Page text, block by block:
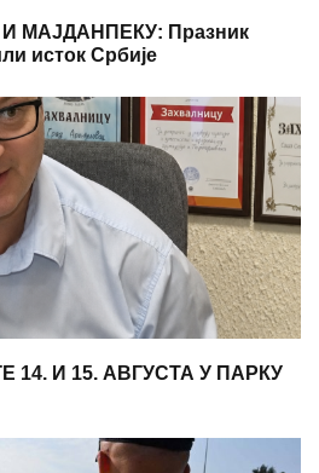
МАЈДАНПЕКУ: Празник
исток Србије
14. И 15. АВГУСТА У ПАРКУ